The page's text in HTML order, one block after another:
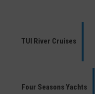
TUI River Cruises
Four Seasons Yachts